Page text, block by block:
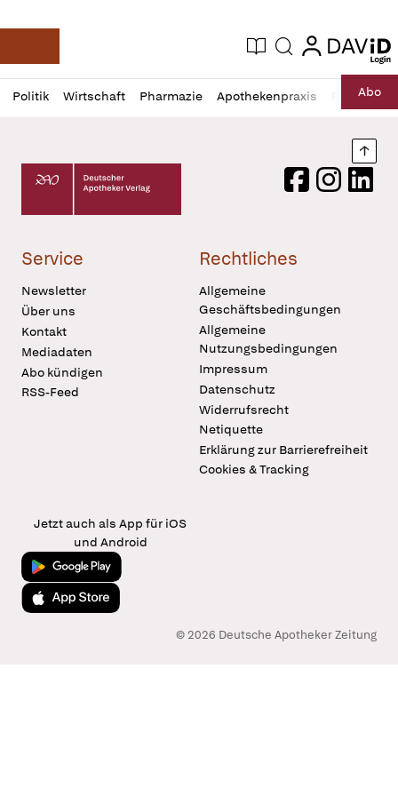
Deutsche Apotheker Zeitung
Aktuelle Ausgabe
Suche login
login
Politik Wirtschaft Pharmazie Apothekenpraxis RechtAbo
Profil
öffnen
Daz
Pur
Deutscher Apotheker Verlag Logo
FacebookInstagram
Service
Newsletter
Über uns
Kontakt
Mediadaten
Abo kündigen
RSS-Feed
Rechtliches
Allgemeine
Geschäftsbedingungen
Allgemeine
Nutzungsbedingungen
Impressum
Datenschutz
Widerrufsrecht
Netiquette
Erklärung zur Barrierefreiheit
Cookies & Tracking
Jetzt auch als App für iOS
und Android
Jetzt bei Google Play
Laden im App Store
© 2026 Deutsche Apotheker Zeitung